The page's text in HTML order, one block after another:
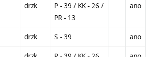
drzk
P - 39 / KK - 26 /
PR - 13
ano
drzk S - 39 ano